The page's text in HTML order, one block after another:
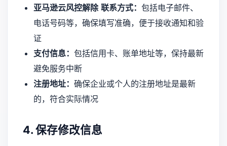
亚马逊云风控解除 联系方式： 包括电子邮件、
电话号码等，确保填写准确，便于接收通知和验
证
支付信息： 包括信用卡、账单地址等，保持最新
避免服务中断
注册地址： 确保企业或个人的注册地址是最新
的，符合实际情况
4. 保存修改信息